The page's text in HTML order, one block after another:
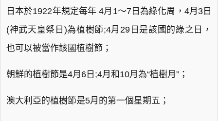
日本於1922年規定每年 4月1～7日為綠化周，4月3日
(神武天皇祭日)為植樹節;4月29日是該國的綠之日，
也可以被當作該國植樹節；
朝鮮的植樹節是4月6日;4月和10月為“植樹月”；
澳大利亞的植樹節是5月的第一個星期五；